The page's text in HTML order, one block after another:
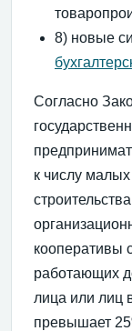
8) новые
Согласно
к числу
кооперативы
работающих
лица или лиц
превышает